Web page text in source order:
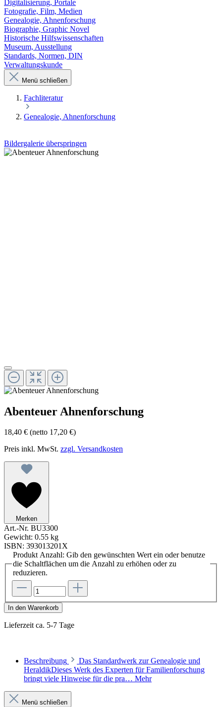
Digitalisierung, Portale
Fotografie, Film, Medien
Genealogie, Ahnenforschung
Biographie, Graphic Novel
Historische Hilfswissenschaften
Museum, Ausstellung
Standards, Normen, DIN
Verwaltungskunde
Menü schließen
Fachliteratur
Genealogie, Ahnenforschung
Bildergalerie überspringen
Abenteuer Ahnenforschung
18,40 € (netto 17,20 €)
Preis inkl. MwSt. zzgl. Versandkosten
Merken
Art.-Nr. BU3300
Gewicht: 0.55 kg
ISBN: 393013201X
Produkt Anzahl: Gib den gewünschten Wert ein oder benutze
die Schaltflächen um die Anzahl zu erhöhen oder zu
reduzieren.
In den Warenkorb
Lieferzeit ca. 5-7 Tage
Beschreibung
Das Standardwerk zur Genealogie und
HeraldikDieses Werk des Experten für Familienforschung
bringt viele Hinweise für die pra… Mehr
Menü schließen